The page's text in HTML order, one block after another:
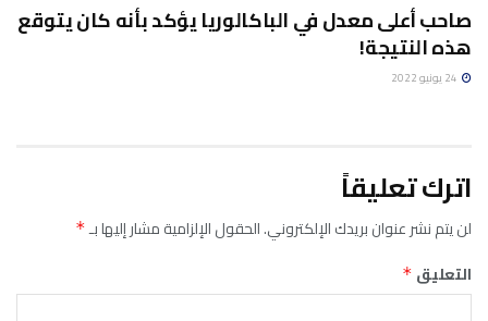
صاحب أعلى معدل في الباكالوريا يؤكد بأنه كان يتوقع
هذه النتيجة!
اترك تعليقاً
لن يتم نشر عنوان بريدك الإلكتروني.الحقول الإلزامية مشار إليها بـ*
التعليق *